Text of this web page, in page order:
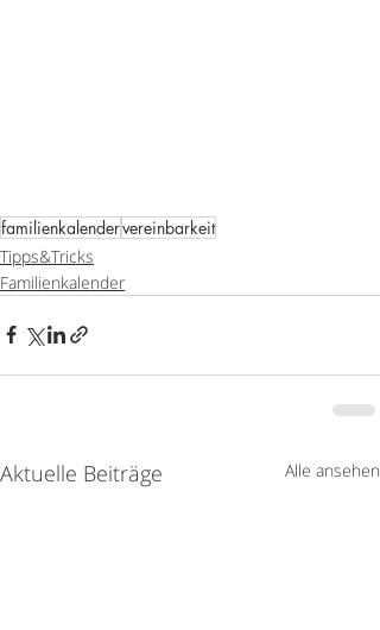
familienkalendervereinbarkeit
Tipps&Tricks
Familienkalender
Aktuelle Beiträge Alle ansehen